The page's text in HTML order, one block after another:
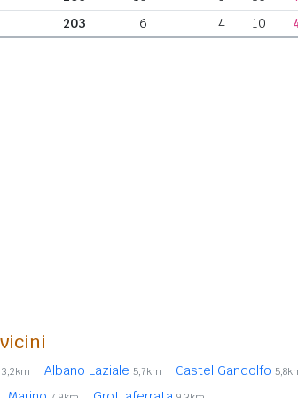
203 6 4 10
3,2km Albano Laziale 5,7km Castel Gandolfo